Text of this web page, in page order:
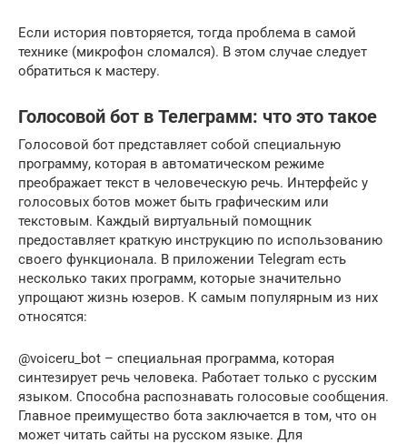
Если история повторяется, тогда проблема в самой
технике (микрофон сломался). В этом случае следует
обратиться к мастеру.
Голосовой бот в Телеграмм: что это такое
Голосовой бот представляет собой специальную
программу, которая в автоматическом режиме
преображает текст в человеческую речь. Интерфейс у
голосовых ботов может быть графическим или
текстовым. Каждый виртуальный помощник
предоставляет краткую инструкцию по использованию
своего функционала. В приложении Telegram есть
несколько таких программ, которые значительно
упрощают жизнь юзеров. К самым популярным из них
относятся:
@voiceru_bot – специальная программа, которая
синтезирует речь человека. Работает только с русским
языком. Способна распознавать голосовые сообщения.
Главное преимущество бота заключается в том, что он
может читать сайты на русском языке. Для